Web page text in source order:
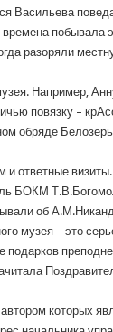
разоряли
Например,
повязку –
обряде
ответные
БОКМ
об
музея – это
которых